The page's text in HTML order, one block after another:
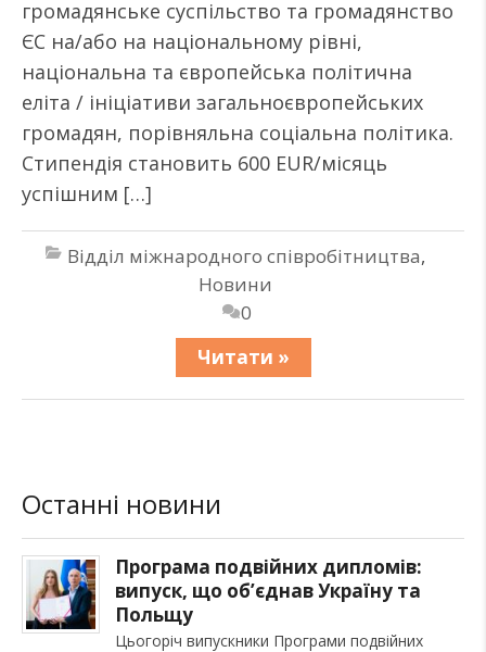
громадянське суспільство та громадянство
ЄС на/або на національному рівні,
національна та європейська політична
еліта / ініціативи загальноєвропейських
громадян, порівняльна соціальна політика.
Стипендія становить 600 EUR/місяць
успішним […]
Відділ міжнародного співробітництва,
Новини
0
Читати »
Останні новини
Програма подвійних дипломів:
випуск, що об’єднав Україну та
Польщу
Цьогоріч випускники Програми подвійних